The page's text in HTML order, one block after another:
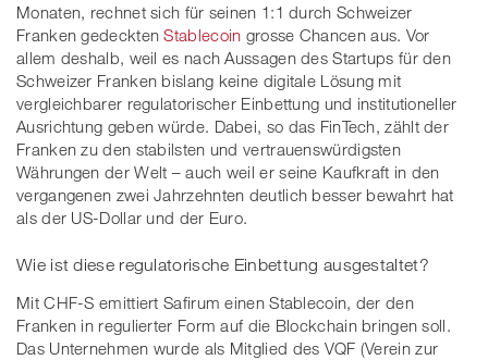
Monaten, rechnet sich für seinen 1:1 durch Schweizer
Franken gedecktenStablecoin grosse Chancen aus. Vor
allem deshalb, weil es nach Aussagen des Startups für den
Schweizer Franken bislang keine digitale Lösung mit
vergleichbarer regulatorischer Einbettung und institutioneller
Ausrichtung geben würde. Dabei, so das FinTech, zählt der
Franken zu den stabilsten und vertrauenswürdigsten
Währungen der Welt – auch weil er seine Kaufkraft in den
vergangenen zwei Jahrzehnten deutlich besser bewahrt hat
als der US-Dollar und der Euro.
Wie ist diese regulatorische Einbettung ausgestaltet?
Mit CHF-S emittiert Safirum einen Stablecoin, der den
Franken in regulierter Form auf die Blockchain bringen soll.
Das Unternehmen wurde als Mitglied des VQF (Verein zur